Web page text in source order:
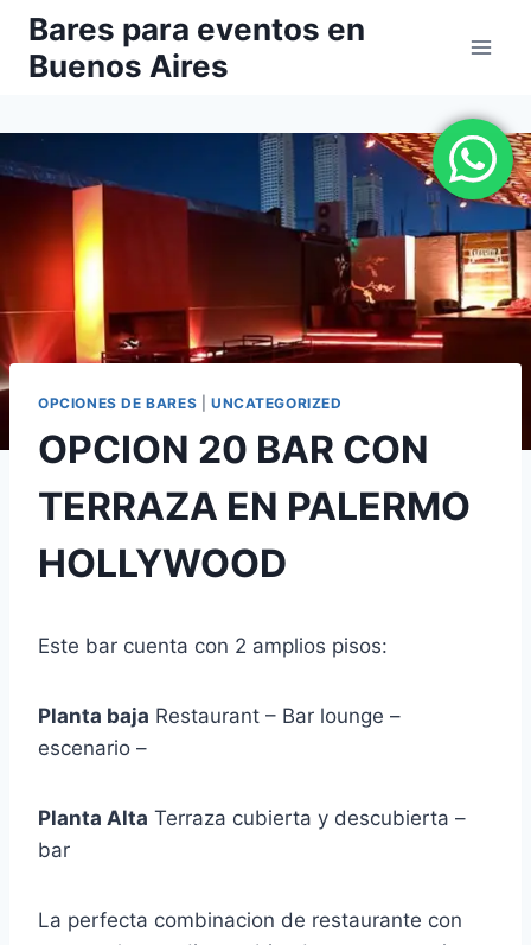
Saltar
contenido
Bares para eventos en
Buenos Aires
OPCIONES DE BARES UNCATEGORIZED
OPCION 20 BAR CON
TERRAZA EN PALERMO
HOLLYWOOD
Este bar cuenta con 2 amplios pisos:
Planta baja Restaurant – Bar lounge –
escenario –
Planta Alta Terraza cubierta y descubierta –
bar
La perfecta combinacion de restaurante con